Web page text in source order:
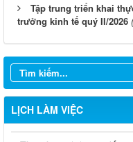
Tập trung triển khai
trưởng kinh tế quý II/2026
LỊCH LÀM VIỆC
Từ ngày 03/8/2026 đến
Từ ngày 20/7/2026 đến
Từ ngày 13/7/2026 đến
Từ ngày 06/7/2026 đến